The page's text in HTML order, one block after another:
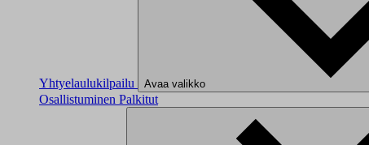
Yhtyelaulukilpailu Avaa valikko
Osallistuminen Palkitut